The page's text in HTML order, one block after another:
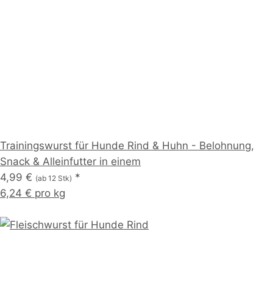
Trainingswurst für Hunde Rind & Huhn - Belohnung,
Snack & Alleinfutter in einem
4,99 € (ab 12 Stk) *
6,24 € pro kg